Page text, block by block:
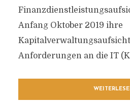
Anfang Oktober 2019 ihre
Anforderungen an die IT